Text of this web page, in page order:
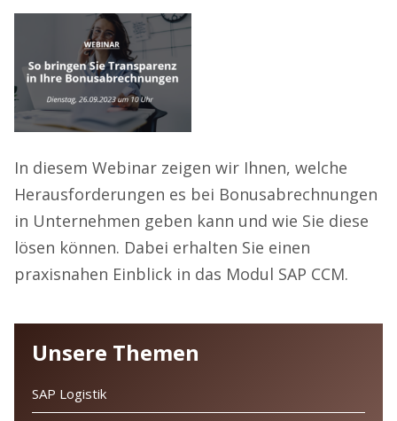
In diesem Webinar zeigen wir Ihnen, welche
Herausforderungen es bei Bonusabrechnungen
in Unternehmen geben kann und wie Sie diese
lösen können. Dabei erhalten Sie einen
praxisnahen Einblick in das Modul SAP CCM.
Unsere Themen
SAP Logistik